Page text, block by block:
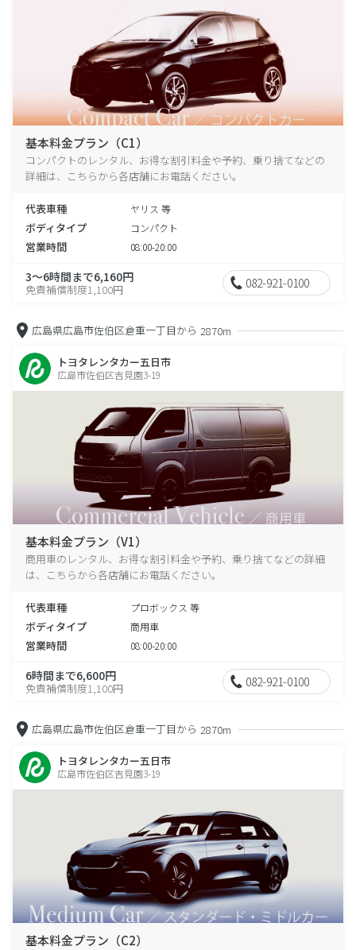
基本料金プラン（C1）
コンパクトのレンタル、お得な割引料金や予約、乗り捨てなどの
詳細は、こちらから各店舗にお電話ください。
代表車種 ヤリス 等
ボディタイプ コンパクト
営業時間 08:00-20:00
3～6時間まで6,160円
免責補償制度1,100円 082-921-0100
広島県広島市佐伯区倉重一丁目から 2870m
トヨタレンタカー五日市
広島市佐伯区吉見園3-19
基本料金プラン（V1）
商用車のレンタル、お得な割引料金や予約、乗り捨てなどの詳細
は、こちらから各店舗にお電話ください。
代表車種 プロボックス 等
ボディタイプ 商用車
営業時間 08:00-20:00
6時間まで6,600円
免責補償制度1,100円 082-921-0100
広島県広島市佐伯区倉重一丁目から 2870m
トヨタレンタカー五日市
広島市佐伯区吉見園3-19
基本料金プラン（C2）